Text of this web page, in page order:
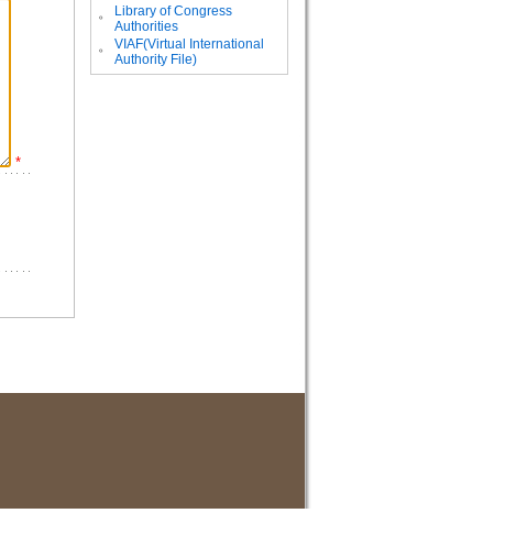
*
。
Library of Congress
Authorities
。
VIAF(Virtual International
Authority File)